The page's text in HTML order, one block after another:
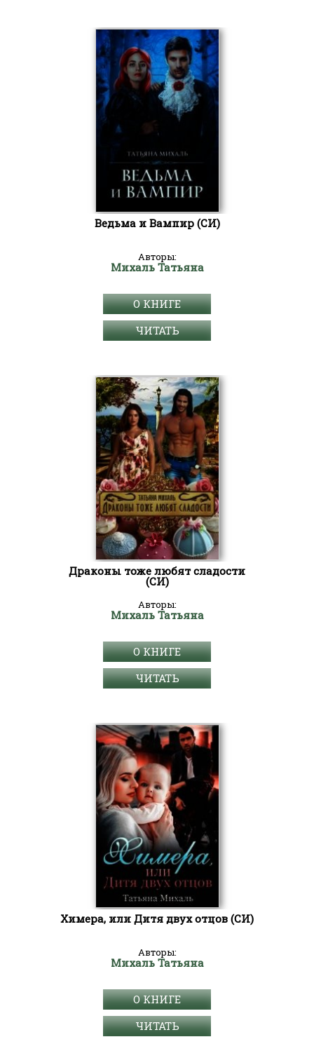
Ведьма и Вампир (СИ)
Авторы:
Михаль Татьяна
О КНИГЕ
ЧИТАТЬ
Драконы тоже любят сладости
(СИ)
Авторы:
Михаль Татьяна
О КНИГЕ
ЧИТАТЬ
Химера, или Дитя двух отцов (СИ)
Авторы:
Михаль Татьяна
О КНИГЕ
ЧИТАТЬ